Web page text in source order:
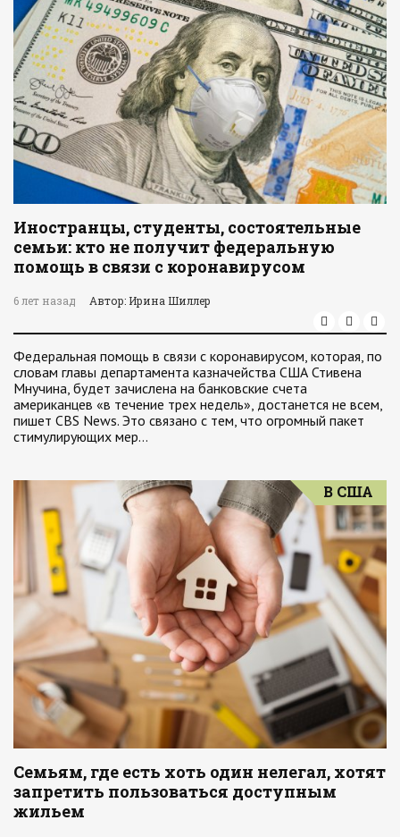
Иностранцы, студенты, состоятельные
семьи: кто не получит федеральную
помощь в связи с коронавирусом
6 лет назад Автор: Ирина Шиллер
Федеральная помощь в связи с коронавирусом, которая, по
словам главы департамента казначейства США Стивена
Мнучина, будет зачислена на банковские счета
американцев «в течение трех недель», достанется не всем,
пишет CBS News. Это связано с тем, что огромный пакет
стимулирующих мер…
В США
Семьям, где есть хоть один нелегал, хотят
запретить пользоваться доступным
жильем